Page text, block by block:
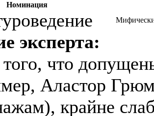
Номинация
эксперта:
что
Аластор
крайне